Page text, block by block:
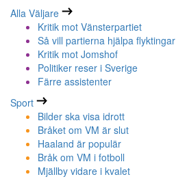
Alla Väljare
Kritik mot Vänsterpartiet
Så vill partierna hjälpa flyktingar
Kritik mot Jomshof
Politiker reser i Sverige
Färre assistenter
Sport
Bilder ska visa idrott
Bråket om VM är slut
Haaland är populär
Bråk om VM i fotboll
Mjällby vidare i kvalet